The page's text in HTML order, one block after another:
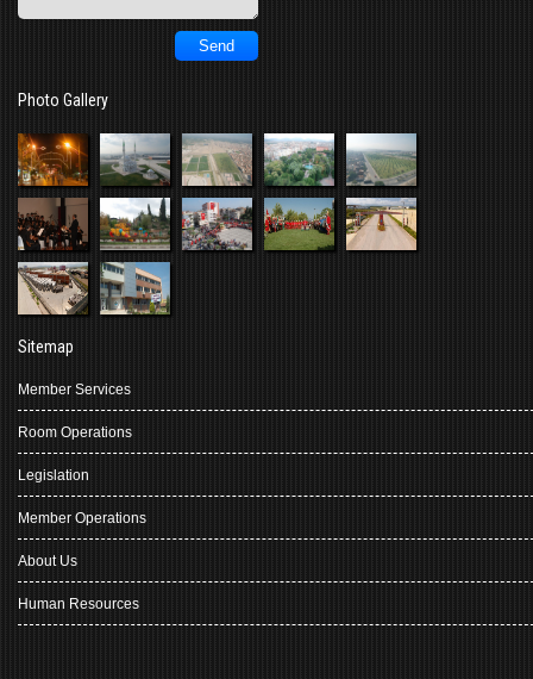
Photo Gallery
Sitemap
Member Services
Room Operations
Legislation
Member Operations
About Us
Human Resources